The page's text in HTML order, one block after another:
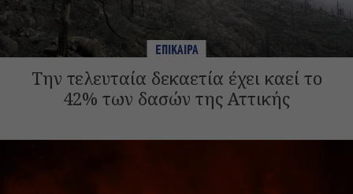
ΕΠΙΚΑΙΡΑ
Την τελευταία δεκαετία έχει καεί το
42% των δασών της Αττικής